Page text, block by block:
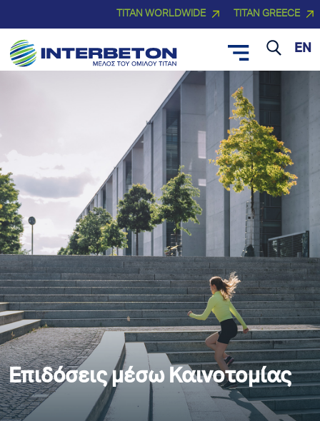
TITAN WORLDWIDE TITAN GREECE
EN
Επιδόσεις μέσω Καινοτομίας